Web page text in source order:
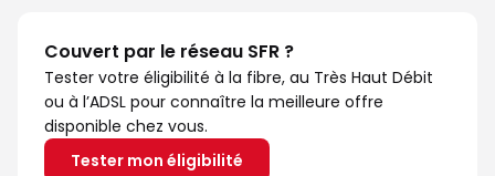
Couvert par le réseau SFR ?
Tester votre éligibilité à la fibre, au Très Haut Débit
ou à l’ADSL pour connaître la meilleure offre
disponible chez vous.
Tester mon éligibilité